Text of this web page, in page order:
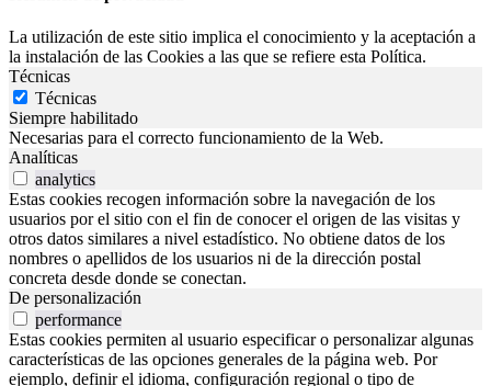
La utilización de este sitio implica el conocimiento y la aceptación a
la instalación de las Cookies a las que se refiere esta Política.
Técnicas
Técnicas
Siempre habilitado
Necesarias para el correcto funcionamiento de la Web.
Analíticas
analytics
Estas cookies recogen información sobre la navegación de los
usuarios por el sitio con el fin de conocer el origen de las visitas y
otros datos similares a nivel estadístico. No obtiene datos de los
nombres o apellidos de los usuarios ni de la dirección postal
concreta desde donde se conectan.
De personalización
performance
Estas cookies permiten al usuario especificar o personalizar algunas
características de las opciones generales de la página web. Por
ejemplo, definir el idioma, configuración regional o tipo de